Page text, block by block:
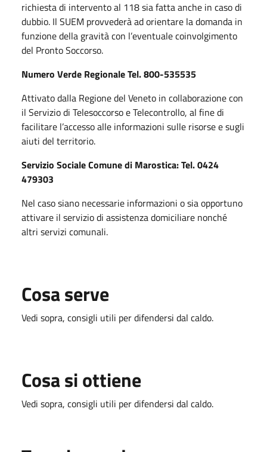
richiesta di intervento al 118 sia fatta anche in caso di
dubbio. Il SUEM provvederà ad orientare la domanda in
funzione della gravità con l’eventuale coinvolgimento
del Pronto Soccorso.
Numero Verde Regionale Tel. 800-535535
Attivato dalla Regione del Veneto in collaborazione con
il Servizio di Telesoccorso e Telecontrollo, al fine di
facilitare l’accesso alle informazioni sulle risorse e sugli
aiuti del territorio.
Servizio Sociale Comune di Marostica: Tel. 0424
479303
Nel caso siano necessarie informazioni o sia opportuno
attivare il servizio di assistenza domiciliare nonché
altri servizi comunali.
Cosa serve
Vedi sopra, consigli utili per difendersi dal caldo.
Cosa si ottiene
Vedi sopra, consigli utili per difendersi dal caldo.